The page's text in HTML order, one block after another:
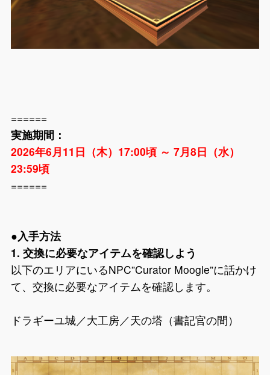
======
実施期間：
2026年6月11日（木）17:00頃 ～ 7月8日（水）
23:59頃
======
●入手方法
1. 交換に必要なアイテムを確認しよう
以下のエリアにいるNPC”Curator Moogle”に話かけ
て、交換に必要なアイテムを確認します。
ドラギーユ城／大工房／天の塔（書記官の間）